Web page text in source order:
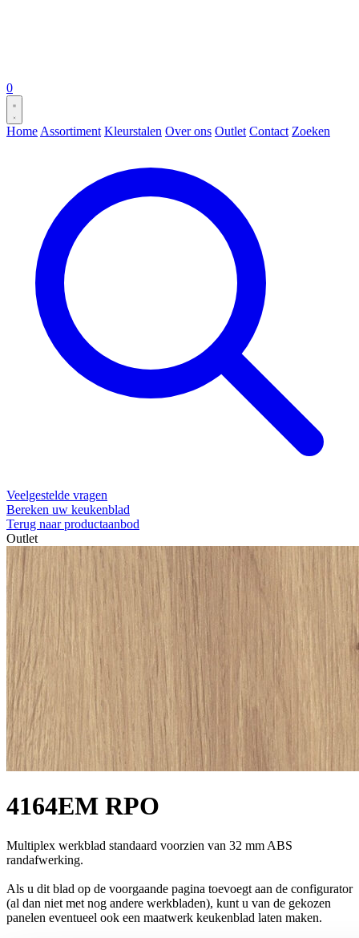
0
Home Assortiment Kleurstalen Over ons Outlet Contact Zoeken
Veelgestelde vragen
Bereken uw keukenblad
Terug naar productaanbod
Outlet
4164EM RPO
Multiplex werkblad standaard voorzien van 32 mm ABS
randafwerking.
Als u dit blad op de voorgaande pagina toevoegt aan de configurator
(al dan niet met nog andere werkbladen), kunt u van de gekozen
panelen eventueel ook een maatwerk keukenblad laten maken.